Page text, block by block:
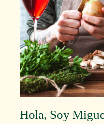
Hola, Soy